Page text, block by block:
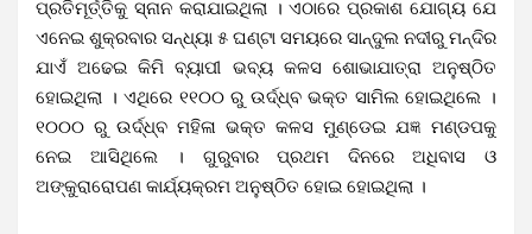
ପ୍ରତିମୂର୍ତ୍ତିକୁ ସ୍ନାନ କରାଯାଇଥିଲା । ଏଠାରେ ପ୍ରକାଶ ଯୋଗ୍ୟ ଯେ
ଏନେଇ ଶୁକ୍ରବାର ସନ୍ଧ୍ୟା ୫ ଘଣ୍ଟା ସମୟରେ ସାନ୍ଦୁଲ ନଦୀରୁ ମନ୍ଦିର
ଯାଏଁ ଅଢେଇ କିମି ବ୍ୟାପୀ ଭବ୍ୟ କଳସ ଶୋଭାଯାତ୍ରା ଅନୁଷ୍ଠିତ
ହୋଇଥିଲା । ଏଥିରେ ୧୧୦୦ ରୁ ଉର୍ଦ୍ଧ୍ବ ଭକ୍ତ ସାମିଲ ହୋଇଥିଲେ ।
୧୦୦୦ ରୁ ଉର୍ଦ୍ଧ୍ବ ମହିଳା ଭକ୍ତ କଳସ ମୁଣ୍ଡେଇ ଯଜ୍ଞ ମଣ୍ଡପକୁ
ନେଇ ଆସିଥିଲେ । ଗୁରୁବାର ପ୍ରଥମ ଦିନରେ ଅଧିବାସ ଓ
ଅଙ୍କୁରାରୋପଣ କାର୍ଯ୍ୟକ୍ରମ ଅନୁଷ୍ଠିତ ହୋଇ ହୋଇଥିଲା ।